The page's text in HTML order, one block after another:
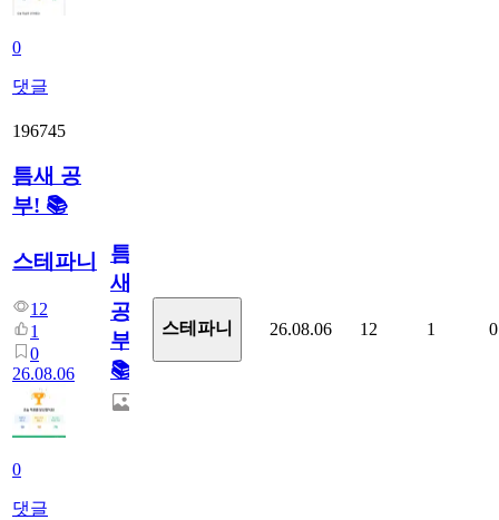
0
댓글
196745
틈새 공
부! 📚
스테파니
12
1
0
26.08.06
0
댓글
틈
새
공
부!
📚
스테파니 26.08.06 12 1 0